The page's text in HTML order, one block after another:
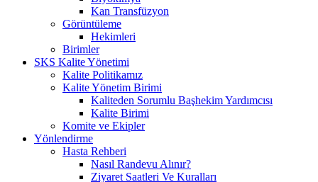
Kan Transfüzyon
Görüntüleme
Hekimleri
Birimler
SKS Kalite Yönetimi
Kalite Politikamız
Kalite Yönetim Birimi
Kaliteden Sorumlu Başhekim Yardımcısı
Kalite Birimi
Komite ve Ekipler
Yönlendirme
Hasta Rehberi
Nasıl Randevu Alınır?
Ziyaret Saatleri Ve Kuralları